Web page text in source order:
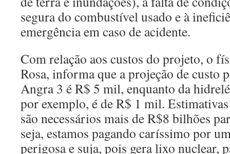
segura do combustível usado e à
emergência em caso de acidente.
Com relação aos custos do projeto, o
Rosa, informa que a projeção de custo
Angra 3 é R$ 5 mil, enquanto da
por exemplo, é de R$ 1 mil.
são necessários mais de R$8 bilhões
seja, estamos pagando caríssimo por
perigosa e suja, pois gera lixo nuclear,